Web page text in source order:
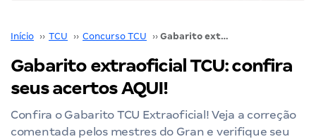
Início ›› TCU ›› Concurso TCU ›› Gabarito extraoficial TCU: confira seus acertos AQUI!
Gabarito extraoficial TCU: confira
seus acertos AQUI!
Confira o Gabarito TCU Extraoficial! Veja a correção
comentada pelos mestres do Gran e verifique seu